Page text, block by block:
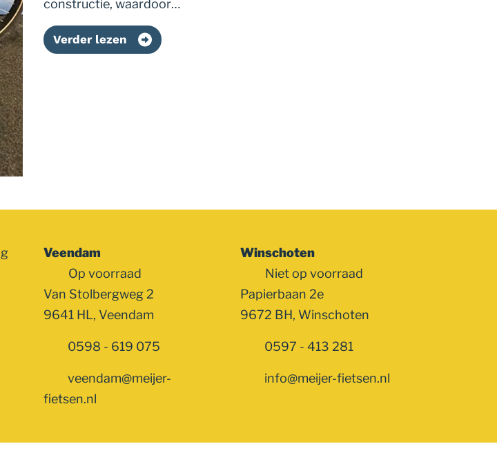
constructie, waardoor…
Verder lezen
Veendam
Op voorraad
Van Stolbergweg 2
9641 HL, Veendam
0598 - 619 075
veendam@meijer-
fietsen.nl
Winschoten
Niet op voorraad
Papierbaan 2e
9672 BH, Winschoten
0597 - 413 281
info@meijer-fietsen.nl